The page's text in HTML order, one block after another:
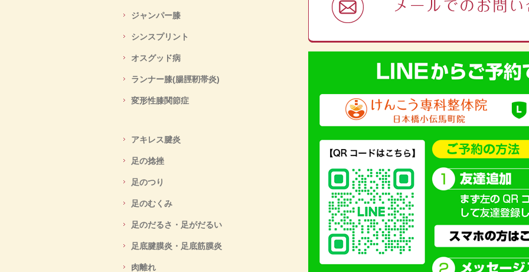
ジャンパー膝
シンスプリント
オスグッド病
ランナー膝(腸脛靭帯炎)
変形性膝関節症
アキレス腱炎
足の捻挫
足のつり
足のむくみ
足のだるさ・足がだるい
足底腱膜炎・足底筋膜炎
肉離れ